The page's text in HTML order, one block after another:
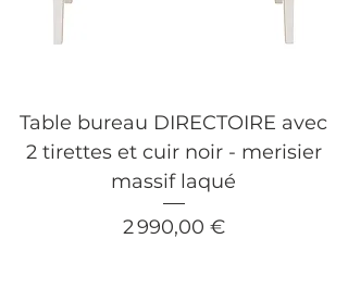
Table bureau DIRECTOIRE avec
2 tirettes et cuir noir - merisier
massif laqué
Prix
2 990,00 €